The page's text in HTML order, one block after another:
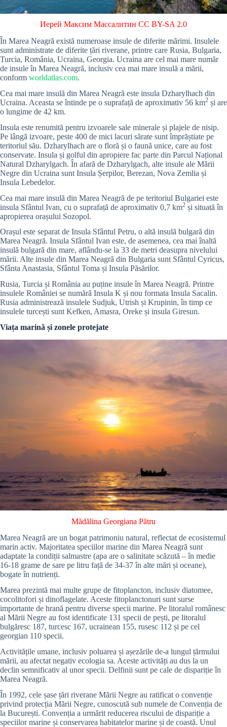
Иерей Максим Массалитин CC BY-SA 2.0
În Marea Neagră există numeroase insule de diferite mărimi. Insulele
sunt administrate de diferite țări riverane, printre care Rusia, Bulgaria,
Turcia, România, Ucraina, Georgia. Ucraina are cel mai mare număr
de insule în Marea Neagră, inclusiv cea mai mare insulă a mării,
conform worldatlas.com.
Cea mai mare insulă din Marea Neagră este insula Dzharylhach din
Ucraina. Aceasta se întinde pe o suprafață de aproximativ 56 km2 și are
o lungime de 42 km.
Insula este renumită pentru izvoarele sale minerale și plajele de nisip.
Pe lângă izvoare, peste 400 de mici lacuri sărate sunt împrăștiate pe
teritoriul său. Dzharylhach are o floră și o faună unice, care au fost
conservate. Insula și golful din apropiere fac parte din Parcul Național
Natural Dzharylgach. În afară de Dzharylgach, alte insule ale Mării
Negre din Ucraina sunt Insula Șerpilor, Berezan, Nova Zemlia și
Insula Lebedelor.
Cea mai mare insulă din Marea Neagră de pe teritoriul Bulgariei este
insula Sfântul Ivan, cu o suprafață de aproximativ 0,7 km2 și situată în
apropierea orașului Sozopol.
Orașul este separat de Insula Sfântul Petru, o altă insulă bulgară din
Marea Neagră. Insula Sfântul Ivan este, de asemenea, cea mai înaltă
insulă bulgară din mare, aflându-se la 33 de metri deasupra nivelului
mării. Alte insule din Marea Neagră din Bulgaria sunt Sfântul Cyricus,
Sfânta Anastasia, Sfântul Toma și Insula Păsărilor.
Rusia, Turcia și România au puține insule în Marea Neagră. Printre
insulele României se numără Insula K și nou formata Insula Sacalin.
Rusia administrează insulele Sudjuk, Utrish și Krupinin, în timp ce
insulele turcești sunt Kefken, Amasra, Oreke și insula Giresun.
Viața marină și zonele protejate
Mădălina Georgiana Pătru
Marea Neagră are un bogat patrimoniu natural, reflectat de ecosistemul
marin activ. Majoritatea speciilor marine din Marea Neagră sunt
adaptate la condiții salmastre (apa are o salinitate scăzută – în medie
16-18 grame de sare pe litru față de 34-37 în alte mări și oceane),
bogate în nutrienți.
Marea prezintă mai multe grupe de fitoplancton, inclusiv diatomee,
cocolitofori și dinoflagelate. Aceste fitoplanctonuri sunt surse
importante de hrană pentru diverse specii marine. Pe litoralul românesc
al Mării Negre au fost identificate 131 specii de pești, pe litoralul
bulgăresc 187, turcesc 167, ucrainean 155, rusesc 112 și pe cel
georgian 110 specii.
Activitățile umane, inclusiv poluarea și așezările de-a lungul țărmului
mării, au afectat negativ ecologia sa. Aceste activități au dus la un
declin semnificativ al unor specii. Delfinii sunt pe cale de dispariție în
Marea Neagră.
În 1992, cele șase țări riverane Mării Negre au ratificat o convenție
privind protecția Mării Negre, cunoscută sub numele de Convenția de
la București. Convenția a urmărit reducerea riscului de dispariție a
speciilor marine și conservarea habitatelor marine și de coastă. Unul